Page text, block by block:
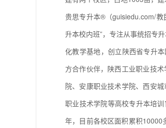
贵思专升本®（guisiedu.com/
升本校内班”，专注从事统招专
化教学基地，创立陕西省专升
方合作伙伴，陕西工业职业技
院、安康职业技术学院、西安
职业技术学院等高校专升本培
年，目前各校区面积累积10000